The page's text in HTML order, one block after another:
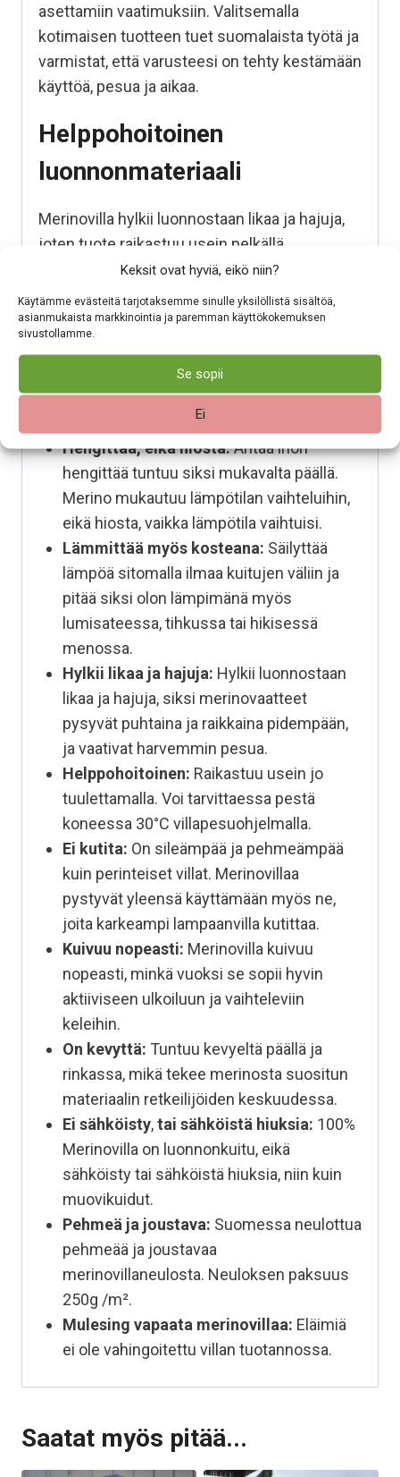
Keksit ovat hyviä, eikö niin?
Käytämme evästeitä tarjotaksemme sinulle yksilöllistä sisältöä,
asianmukaista markkinointia ja paremman käyttökokemuksen
sivustollamme.
Se sopii
Ei
asettamiin vaatimuksiin. Valitsemalla
kotimaisen tuotteen tuet suomalaista työtä ja
varmistat, että varusteesi on tehty kestämään
käyttöä, pesua ja aikaa.
Helppohoitoinen
luonnonmateriaali
Merinovilla hylkii luonnostaan likaa ja hajuja,
joten tuote raikastuu usein pelkällä
tuuletuksella. Tarvittaessa sen voi pestä 30°C
villapesuohjelmalla ja
villapesuaineella.
Vaikeat tahrat voi esikäsitellämarseille‑ tai
kuivaa tasolla, jotta se säilyttää muotonsa.
Pehmeää 100% merinovillaa
Hengittää, eikä hiosta:Antaa ihon
hengittää tuntuu siksi mukavalta päällä.
Merino mukautuu lämpötilan vaihteluihin,
eikä hiosta, vaikka lämpötila vaihtuisi.
Lämmittää myös kosteana: Säilyttää
lämpöä sitomalla ilmaa kuitujen väliin ja
pitää siksi olon lämpimänä myös
lumisateessa, tihkussa tai hikisessä
menossa.
Hylkii likaa ja hajuja: Hylkii luonnostaan
likaa ja hajuja, siksi merinovaatteet
pysyvät puhtaina ja raikkaina pidempään,
ja vaativat harvemmin pesua.
Helppohoitoinen: Raikastuu usein jo
tuulettamalla. Voi tarvittaessa pestä
koneessa 30°C villapesuohjelmalla.
Ei kutita: On sileämpää ja pehmeämpää
kuin perinteiset villat. Merinovillaa
pystyvät yleensä käyttämään myös ne,
joita karkeampi lampaanvilla kutittaa.
Kuivuu nopeasti: Merinovilla kuivuu
nopeasti, minkä vuoksi se sopii hyvin
aktiiviseen ulkoiluun ja vaihteleviin
keleihin.
On kevyttä: Tuntuu kevyeltä päällä ja
rinkassa, mikä tekee merinosta suositun
materiaalin retkeilijöiden keskuudessa.
Ei sähköisty,tai sähköistä hiuksia: 100%
Merinovilla on luonnonkuitu, eikä
sähköisty tai sähköistä hiuksia, niin kuin
muovikuidut.
Pehmeä ja joustava: Suomessa neulottua
pehmeää ja joustavaa
merinovillaneulosta. Neuloksen paksuus
250g /m².
Mulesing vapaata merinovillaa: Eläimiä
ei ole vahingoitettu villan tuotannossa.
Saatat myös pitää...